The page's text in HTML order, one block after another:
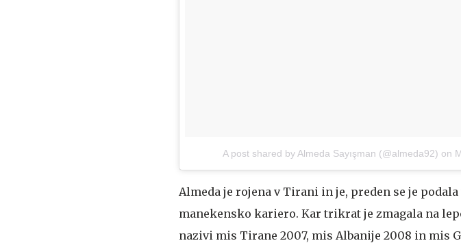
A post shared by Almeda Sayışman (@almeda92) on
Almeda je rojena v Tirani in je, preden se je
manekensko kariero. Kar trikrat je zmagala na
nazivi mis Tirane 2007, mis Albanije 2008 in mis